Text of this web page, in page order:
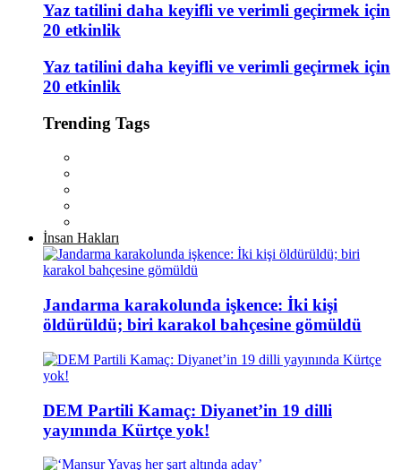
Yaz tatilini daha keyifli ve verimli geçirmek için
20 etkinlik
Yaz tatilini daha keyifli ve verimli geçirmek için
20 etkinlik
Trending Tags
İnsan Hakları
Jandarma karakolunda işkence: İki kişi
öldürüldü; biri karakol bahçesine gömüldü
DEM Partili Kamaç: Diyanet’in 19 dilli
yayınında Kürtçe yok!